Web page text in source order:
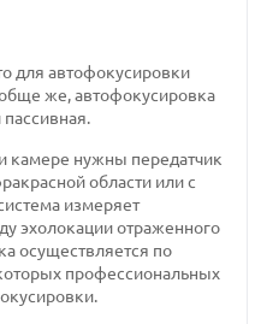
для автофокусировки
же, автофокусировка
пассивная.
камере нужны передатчик
области или с
измеряет
эхолокации отраженного
осуществляется по
профессиональных